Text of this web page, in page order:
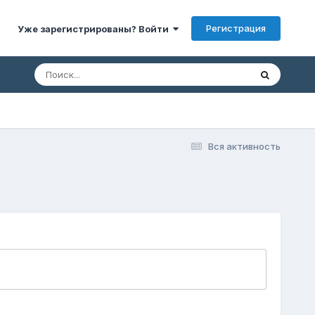
Уже зарегистрированы? Войти Регистрация
Вся активность